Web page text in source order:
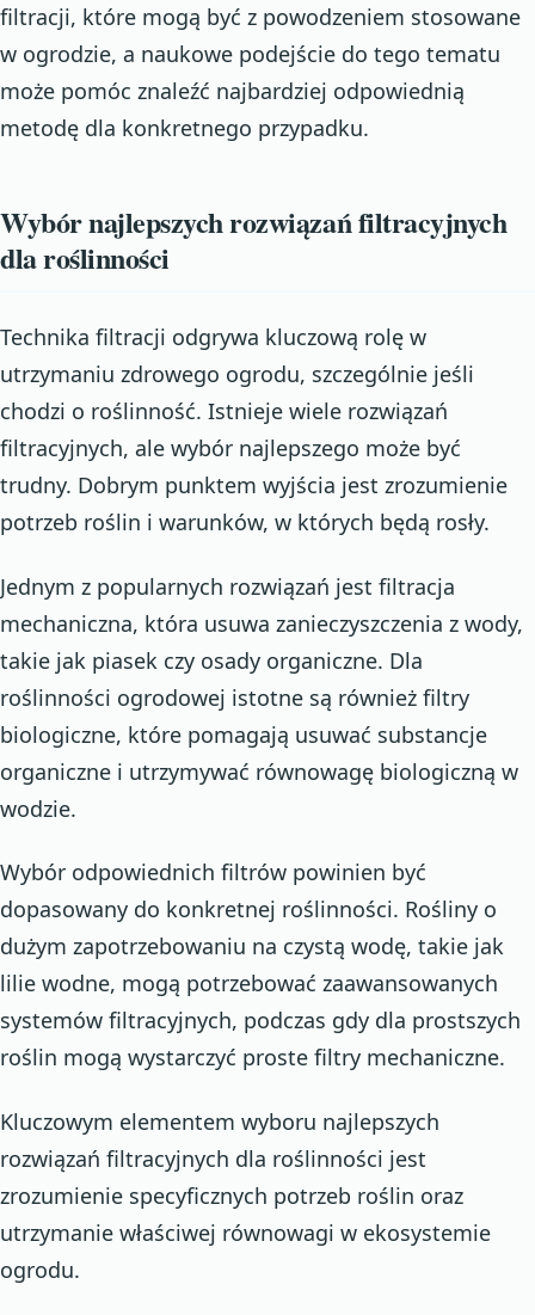
filtracji, które mogą być z powodzeniem stosowane
w ogrodzie, a naukowe podejście do tego tematu
może pomóc znaleźć najbardziej odpowiednią
metodę dla konkretnego przypadku.
Wybór najlepszych rozwiązań filtracyjnych
dla roślinności
Technika filtracji odgrywa kluczową rolę w
utrzymaniu zdrowego ogrodu, szczególnie jeśli
chodzi o roślinność. Istnieje wiele rozwiązań
filtracyjnych, ale wybór najlepszego może być
trudny. Dobrym punktem wyjścia jest zrozumienie
potrzeb roślin i warunków, w których będą rosły.
Jednym z popularnych rozwiązań jest filtracja
mechaniczna, która usuwa zanieczyszczenia z wody,
takie jak piasek czy osady organiczne. Dla
roślinności ogrodowej istotne są również filtry
biologiczne, które pomagają usuwać substancje
organiczne i utrzymywać równowagę biologiczną w
wodzie.
Wybór odpowiednich filtrów powinien być
dopasowany do konkretnej roślinności. Rośliny o
dużym zapotrzebowaniu na czystą wodę, takie jak
lilie wodne, mogą potrzebować zaawansowanych
systemów filtracyjnych, podczas gdy dla prostszych
roślin mogą wystarczyć proste filtry mechaniczne.
Kluczowym elementem wyboru najlepszych
rozwiązań filtracyjnych dla roślinności jest
zrozumienie specyficznych potrzeb roślin oraz
utrzymanie właściwej równowagi w ekosystemie
ogrodu.